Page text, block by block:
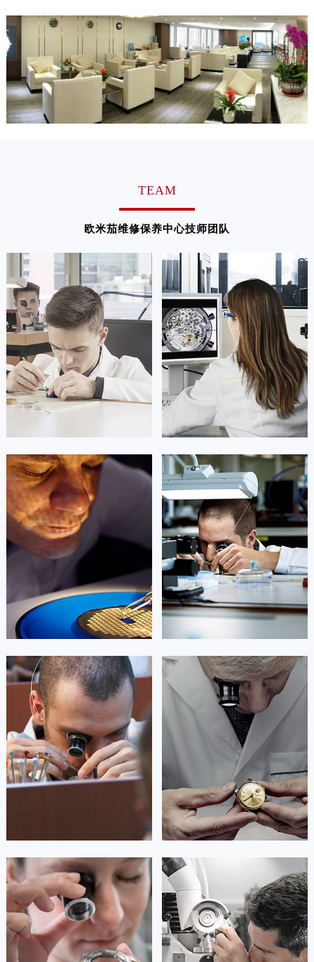
TEAM
欧米茄维修保养中心技师团队
凯罗尔·切尔西
资深欧米茄技师
是欧米茄维修保养中心
(欧米茄保养中心)
的高级技师之一
Beijing 欧米茄 Maintain center
北京欧米茄维修
达芙妮·克劳迪娅
资深欧米茄技师
是欧米茄维修保养中心
(欧米茄保养中心)
的高级技师之一
Shanghai 欧米茄 Maintain center
 上海欧米茄维修
艾德琳·亚历桑德拉
资深欧米茄技师
是欧米茄维修保养中心
(欧米茄保养中心)
的高级技师之一
Guangzhou 欧米茄 Maintain center
 广州欧米茄维修
艾莉森·安吉莉亚
资深欧米茄技师
是欧米茄维修保养中心
(欧米茄保养中心)
的高级技师之一
Shenzhen 欧米茄 Maintain center
 深圳欧米茄维修
安尼塔·阿普里尔
资深欧米茄技师
是欧米茄维修保养中心
(欧米茄保养中心)
的高级技师之一
Tianjin 欧米茄 Maintain center
贝亚特·布兰奇
资深欧米茄技师
是欧米茄维修保养中心
(欧米茄保养中心)
的高级技师之一
Nanjing 欧米茄 Maintain center